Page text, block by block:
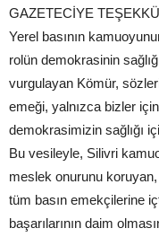
GAZETECİYE
Yerel basının
rolün demokrasinin
vurgulayan Kömür,
emeği, yalnızca bizler
demokrasimizin sağlığı
Bu vesileyle, Silivri
meslek onurunu
tüm basın emekçilerine
başarılarının daim